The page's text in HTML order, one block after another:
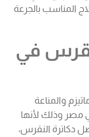
المناسب بالجرعة
في
والمناعة
مصر وذلك لأنها
دكاترة النقرس،